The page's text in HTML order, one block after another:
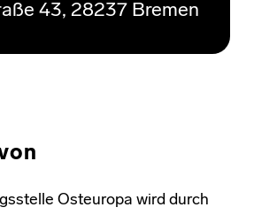
43, 28237 Bremen
Osteuropa wird durch